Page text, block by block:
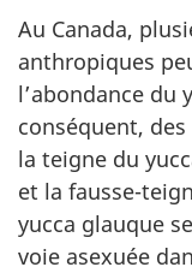
Au Canada,
anthropiques
l’abondance du
conséquent,
la teigne du
et la fausse-
yucca glauque
voie asexuée